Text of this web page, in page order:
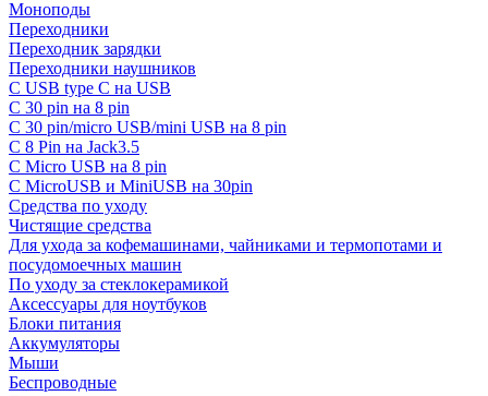
Моноподы
Переходники
Переходник зарядки
Переходники наушников
С USB type C на USB
С 30 pin на 8 pin
С 30 pin/micro USB/mini USB на 8 pin
С 8 Pin на Jack3.5
С Micro USB на 8 pin
С MicroUSB и MiniUSB на 30pin
Средства по уходу
Чистящие средства
Для ухода за кофемашинами, чайниками и термопотами и
посудомоечных машин
По уходу за стеклокерамикой
Аксессуары для ноутбуков
Блоки питания
Аккумуляторы
Мыши
Беспроводные